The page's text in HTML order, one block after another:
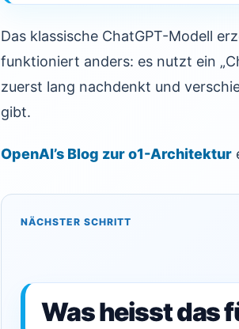
Das klassische ChatGPT-Modell
funktioniert anders: es nutzt ein
zuerst lang nachdenkt und
gibt.
OpenAI’s Blog zur o1-Architektur
NÄCHSTER SCHRITT
Was heisst das